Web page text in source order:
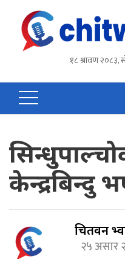
१८ श्रावण २०८३,
केन्द्रबिन्दु
चितवन
२५ असार